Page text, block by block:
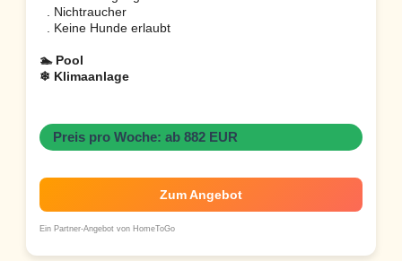
. Nichtraucher
. Keine Hunde erlaubt
🏊 Pool
❄ Klimaanlage
Preis pro Woche: ab 882 EUR
Zum Angebot
Ein Partner-Angebot von HomeToGo